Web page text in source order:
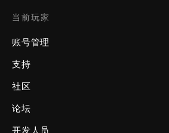
当前玩家
账号管理
支持
社区
论坛
开发人员